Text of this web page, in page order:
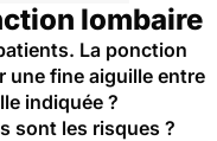
lombaire
La ponction
une fine aiguille entre
indiquée ?
sont les risques ?